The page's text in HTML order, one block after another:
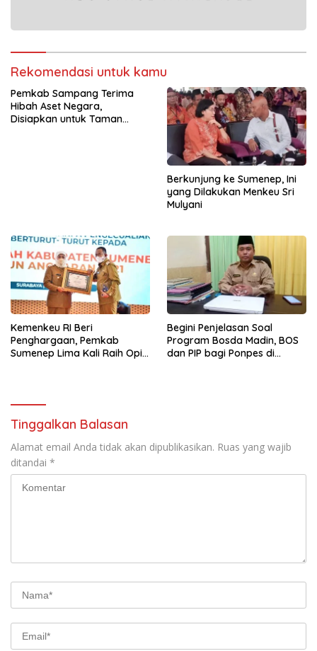
Rekomendasi untuk kamu
Pemkab Sampang Terima
Hibah Aset Negara,
Disiapkan untuk Taman
Berkunjung ke Sumenep, Ini
yang Dilakukan Menkeu Sri
Mulyani
Kemenkeu RI Beri
Penghargaan, Pemkab
Sumenep Lima Kali Raih Opini
Begini Penjelasan Soal
Program Bosda Madin, BOS
dan PIP bagi Ponpes di
Tinggalkan Balasan
Alamat email Anda tidak akan dipublikasikan. Ruas yang wajib
ditandai *